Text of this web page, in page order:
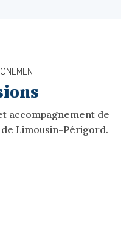
accompagnement de
Limousin-Périgord.